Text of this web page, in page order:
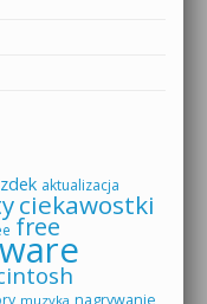
aktualizacja
ciekawostki
free
muzyka